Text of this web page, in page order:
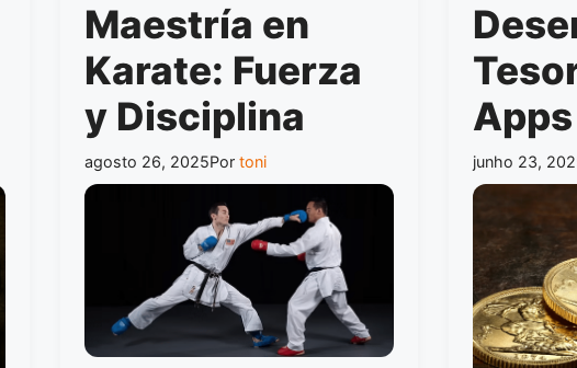
Maestría en
Karate: Fuerza
y Disciplina
agosto 26, 2025Por toni
Apps
junho 23,